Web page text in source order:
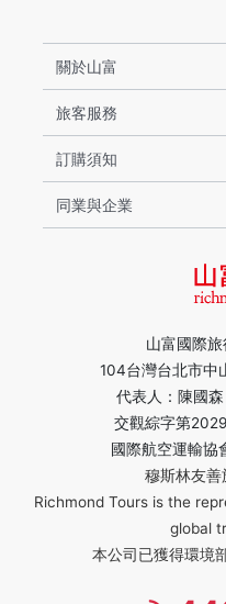
山富國際
104台灣台北市中
代表人：陳國
交觀綜字第
國際航空運輸協
穆斯林友
Richmond Tours is the
global
本公司已獲得環境
關於山富
旅客服務
訂購須知
同業與企業